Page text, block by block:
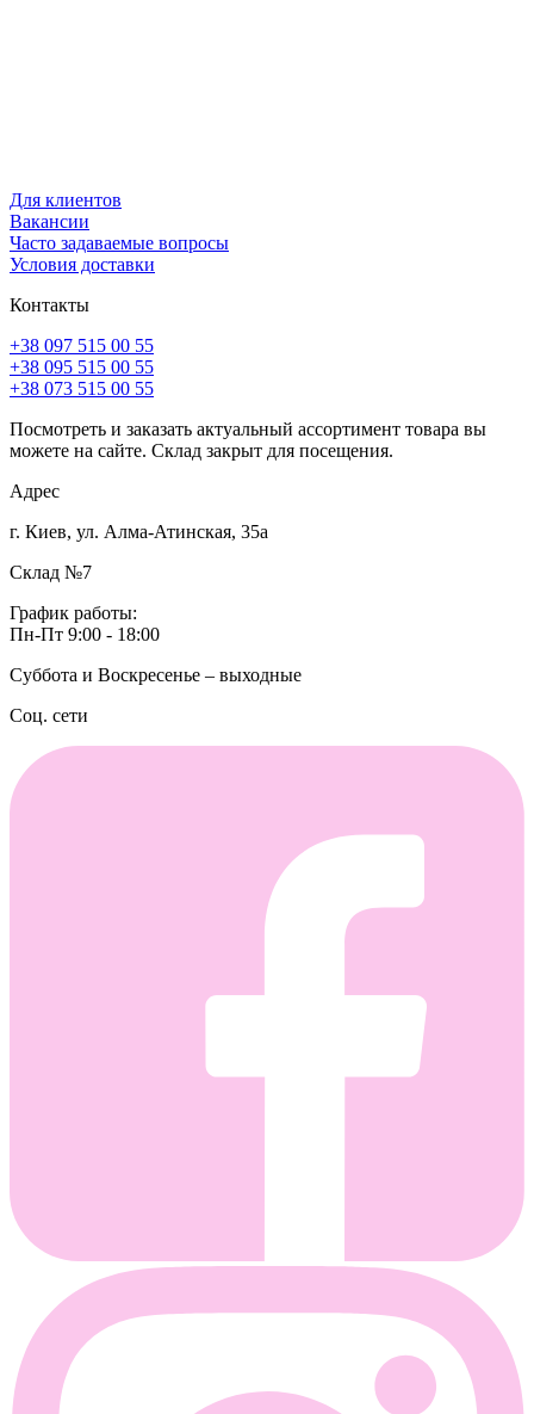
Для клиентов
Вакансии
Часто задаваемые вопросы
Условия доставки
Контакты
+38 097 515 00 55
+38 095 515 00 55
+38 073 515 00 55
Посмотреть и заказать актуальный ассортимент товара вы
можете на сайте. Склад закрыт для посещения.
Адрес
г. Киев, ул. Алма-Атинская, 35а
Склад №7
График работы:
Пн-Пт 9:00 - 18:00
Суббота и Воскресенье – выходные
Соц. сети